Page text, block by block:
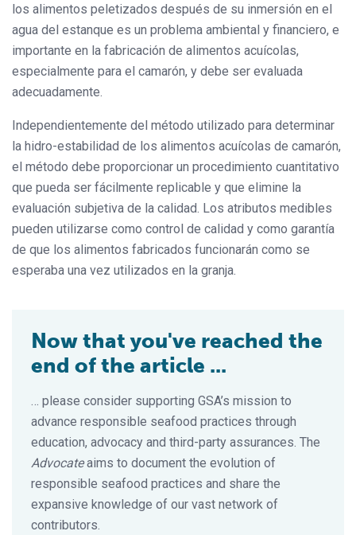
los alimentos peletizados después de su inmersión en el
agua del estanque es un problema ambiental y financiero, e
importante en la fabricación de alimentos acuícolas,
especialmente para el camarón, y debe ser evaluada
adecuadamente.
Independientemente del método utilizado para determinar
la hidro-estabilidad de los alimentos acuícolas de camarón,
el método debe proporcionar un procedimiento cuantitativo
que pueda ser fácilmente replicable y que elimine la
evaluación subjetiva de la calidad. Los atributos medibles
pueden utilizarse como control de calidad y como garantía
de que los alimentos fabricados funcionarán como se
esperaba una vez utilizados en la granja.
Now that you've reached the
end of the article ...
… please consider supporting GSA’s mission to
advance responsible seafood practices through
education, advocacy and third-party assurances. The
Advocateaims to document the evolution of
responsible seafood practices and share the
expansive knowledge of our vast network of
contributors.